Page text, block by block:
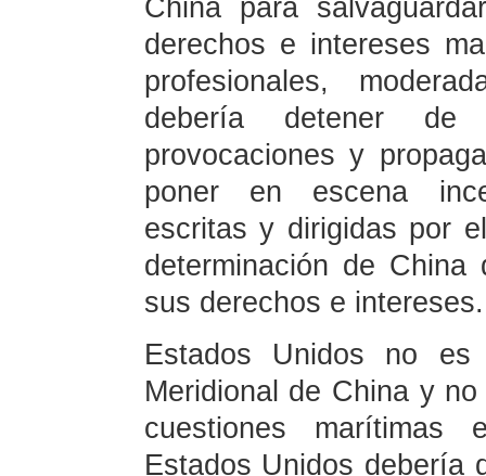
China para
derechos e intereses
profesionales,
debería detener de
provocaciones y
poner en escena
escritas y dirigidas por
determinación de
sus derechos e intereses.
Estados Unidos no
Meridional de China y
cuestiones marítimas
Estados Unidos debería